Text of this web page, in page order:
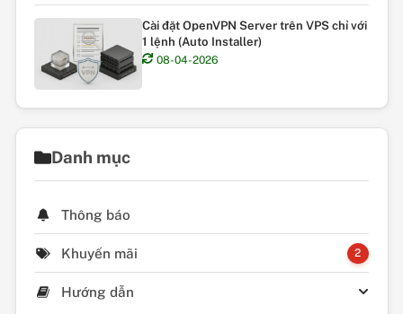
Danh mục
Thông báo
Khuyến mãi 2
Hướng dẫn
Cài đặt OpenVPN Server trên VPS chỉ với
1 lệnh (Auto Installer)
08-04-2026